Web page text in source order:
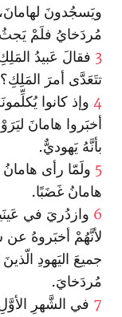
ويَسجُدونَ
مُردَخايُ فلَمْ
3 فقالَ عَبيدُ
تتَعَدَّى أمرَ
4 وإذ كانوا
أخبَروا هامانَ
بأنَّهُ يَهوديٌّ.
5 ولَمّا رأى
هامانُ غَضَبًا.
6 وازدُريَ في
لأنَّهُمْ أخبَروهُ
جميعَ اليَهودِ
مُردَخايَ.
7 في الشَّهرِ